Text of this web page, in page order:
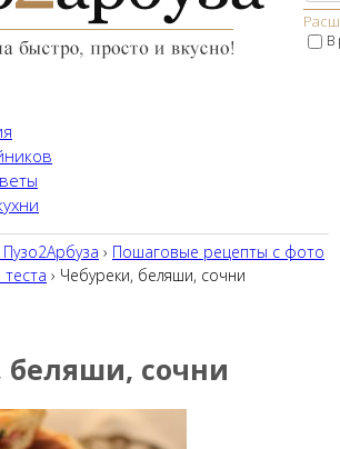
В
› Пошаговые рецепты с фото
› Чебуреки, беляши, сочни
беляши, сочни